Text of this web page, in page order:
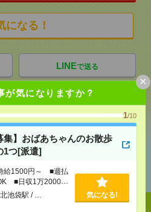
が気になりますか？
1/10
集】おばあちゃんのお散歩
1つ[派遣]
給1500円～ ■週払
■日収1万2000円
池袋駅 / … 気になる!
×
になる！
LINEで送る
ツイート ブックマーク
歴からの